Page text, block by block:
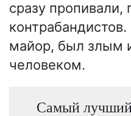
сразу пропивали,
майор, был злым
человеком.
Самый лучший